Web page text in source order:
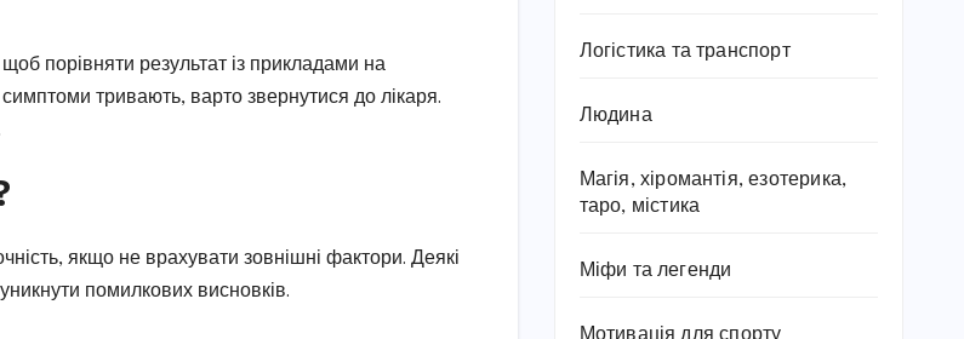
щоб порівняти результат із прикладами на
тривають, варто звернутися до лікаря.
якщо не врахувати зовнішні фактори. Деякі
помилкових висновків.
Логістика та транспорт
Людина
Магія, хіромантія, езотерика,
таро, містика
Міфи та легенди
Мотивація для спорту